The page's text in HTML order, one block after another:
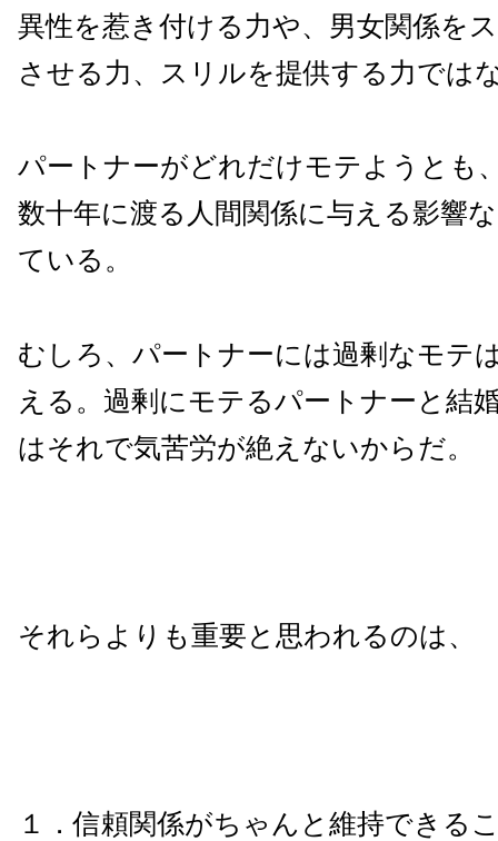
異性を惹き付ける力や、男女関係を
させる力、スリルを提供する力では
パートナーがどれだけモテようとも
数十年に渡る人間関係に与える影響
ている。
むしろ、パートナーには過剰なモテ
える。過剰にモテるパートナーと結
はそれで気苦労が絶えないからだ。
それらよりも重要と思われるのは、
１．信頼関係がちゃんと維持できる